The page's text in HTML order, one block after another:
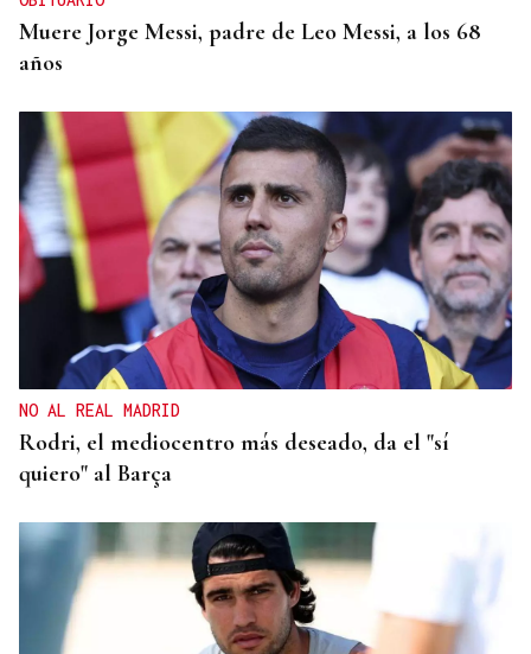
Muere Jorge Messi, padre de Leo Messi, a los 68
años
NO AL REAL MADRID
Rodri, el mediocentro más deseado, da el "sí
quiero" al Barça